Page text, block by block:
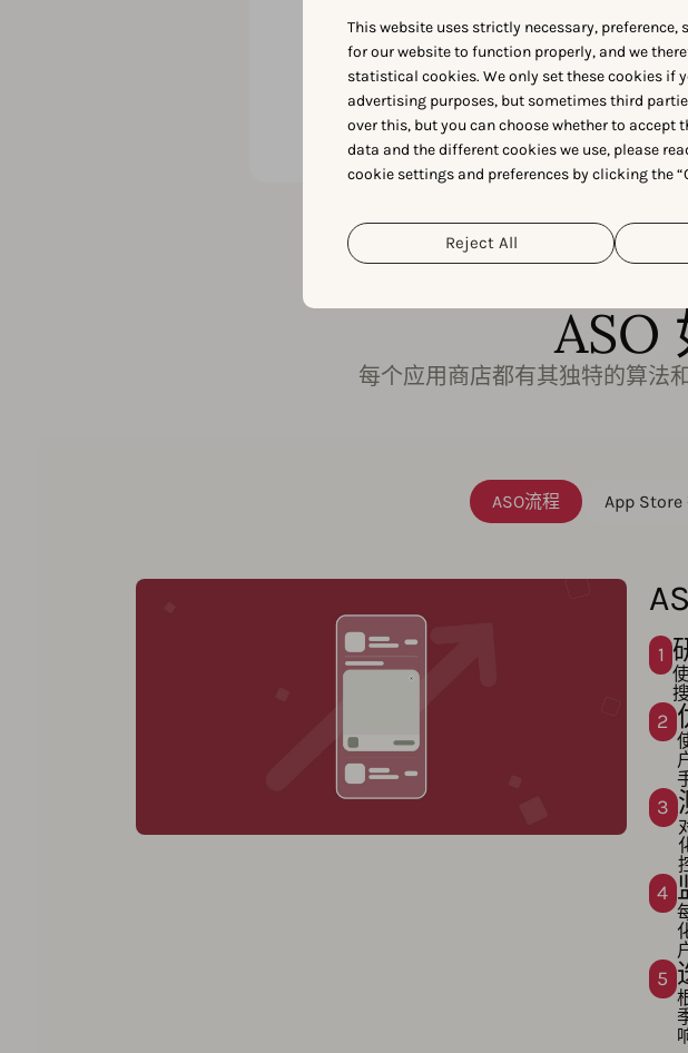
This website uses strictly necessary,
for our website to function properly, and we
statistical cookies. We only set these cookies if
advertising purposes, but sometimes third
over this, but you can choose whether to
data and the different cookies we use, please
cookie settings and preferences by clicking the
Reject All
AppTweak ASO Trends &
在饱和市场中的竞争优势。每个商店都
付费支出的情况下脱颖而出的主要杠杆。
ASO
每个应用商店都有其独特的算法
ASO流程 App Store
1
2
3
4
5